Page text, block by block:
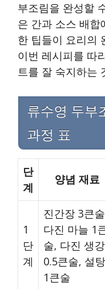
부조림을 완성할
은 간과 소스 배합
한 팁들이 요리의
이번 레시피를 따
트를 잘 숙지하는
류수영 두부
과정 표
단
계
양념 재료
1
단
계
진간장 3큰
다진 마늘 1
술, 다진 생강
0.5큰술, 설탕
1큰술